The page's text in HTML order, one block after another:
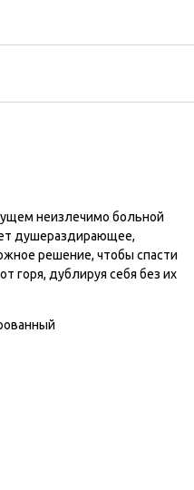
неизлечимо больной
душераздирающее,
решение, чтобы спасти
горя, дублируя себя без их